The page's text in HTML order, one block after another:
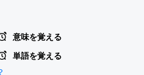
意味を覚える
単語を覚える